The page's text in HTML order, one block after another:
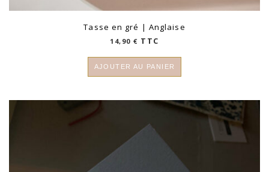
Tasse en gré | Anglaise
14,90€ TTC
AJOUTER AU PANIER